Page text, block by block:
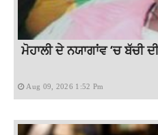
ਮੋਹਾਲੀ ਦੇ ਨਯਾਗਾਂਵ ‘ਚ ਬੱਚੀ
Aug 09, 2026 1:52 Pm